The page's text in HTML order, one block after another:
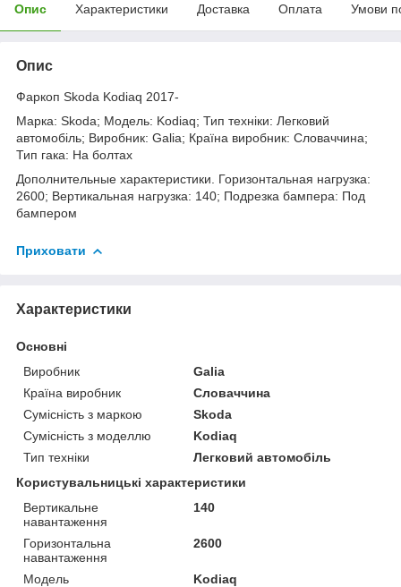
Опис Характеристики Доставка Оплата Умови
Опис
Фаркоп Skoda Kodiaq 2017-
Марка: Skoda; Модель: Kodiaq; Тип техніки: Легковий
автомобіль; Виробник: Galia; Країна виробник: Словаччина;
Тип гака: На болтах
Дополнительные характеристики. Горизонтальная нагрузка:
2600; Вертикальная нагрузка: 140; Подрезка бампера: Под
бампером
Приховати
Характеристики
Основні
Виробник
Galia
Країна виробник
Словаччина
Сумісність з маркою
Skoda
Сумісність з моделлю
Kodiaq
Тип техніки
Легковий автомобіль
Користувальницькі характеристики
Вертикальне
навантаження
140
Горизонтальна
навантаження
2600
Мoдель
Kodiaq